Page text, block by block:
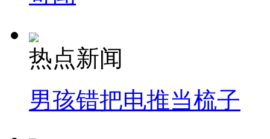
热点新闻
男孩错把电推当梳子